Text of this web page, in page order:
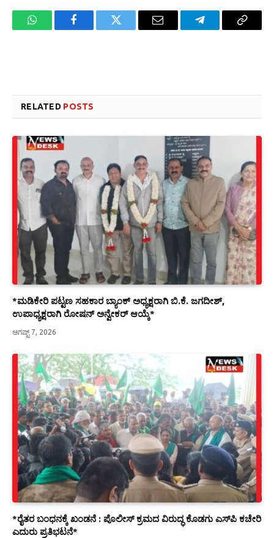
WhatsAppFacebookTwitter Email TelegramCopy
RELATED POSTS
*ಮಡಿಕೇರಿ ಪಟ್ಟಣ ಸಹಕಾರ ಬ್ಯಾಂಕ್ ಅಧ್ಯಕ್ಷರಾಗಿ ಬಿ.ಕೆ. ಜಗದೀಶ್,
ಉಪಾಧ್ಯಕ್ಷರಾಗಿ ರೋಷನ್ ಅನ್ವೇಕರ್ ಆಯ್ಕೆ*
ಆಗಷ್ಟ್ 7, 2026
*ರೈತರ ಬಂಧನಕ್ಕೆ ಖಂಡನೆ : ಪೊಲೀಸ್ ಕ್ರಮದ ವಿರುದ್ಧ ಕೊಡಗು ಎಸ್‍ಪಿ ಕಚೇರಿ
ಎದುರು ಪ್ರತಿಭಟನೆ*